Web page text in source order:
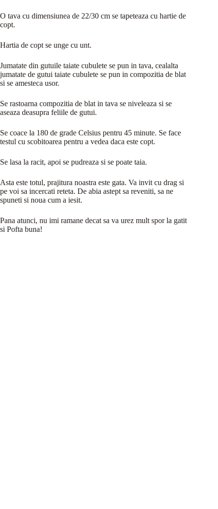
O tava cu dimensiunea de 22/30 cm se tapeteaza cu hartie de
copt.
Hartia de copt se unge cu unt.
Jumatate din gutuile taiate cubulete se pun in tava, cealalta
jumatate de gutui taiate cubulete se pun in compozitia de blat
si se amesteca usor.
Se rastoarna compozitia de blat in tava se niveleaza si se
aseaza deasupra feliile de gutui.
Se coace la 180 de grade Celsius pentru 45 minute. Se face
testul cu scobitoarea pentru a vedea daca este copt.
Se lasa la racit, apoi se pudreaza si se poate taia.
Asta este totul, prajitura noastra este gata. Va invit cu drag si
pe voi sa incercati reteta. De abia astept sa reveniti, sa ne
spuneti si noua cum a iesit.
Pana atunci, nu imi ramane decat sa va urez mult spor la gatit
si Pofta buna!